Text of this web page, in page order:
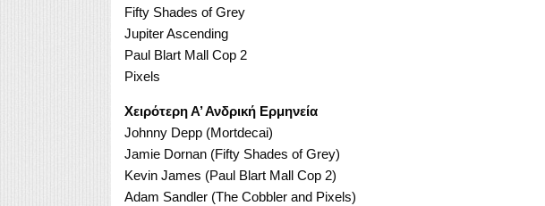
Fifty Shades of Grey
Jupiter Ascending
Paul Blart Mall Cop 2
Pixels
Χειρότερη Α’ Ανδρική Ερμηνεία
Johnny Depp (Mortdecai)
Jamie Dornan (Fifty Shades of Grey)
Kevin James (Paul Blart Mall Cop 2)
Adam Sandler (The Cobbler and Pixels)